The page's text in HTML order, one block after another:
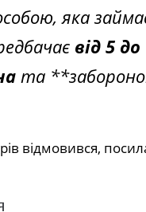
яка
від 5
та
відмовився,